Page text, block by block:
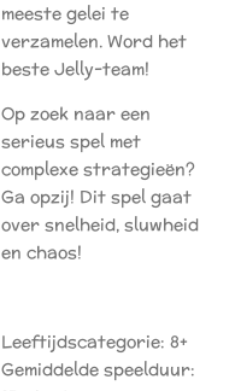
meeste gelei te
verzamelen. Word het
beste Jelly-team!
Op zoek naar een
serieus spel met
complexe strategieën?
Ga opzij! Dit spel gaat
over snelheid, sluwheid
en chaos!
Leeftijdscategorie: 8+
Gemiddelde speelduur: